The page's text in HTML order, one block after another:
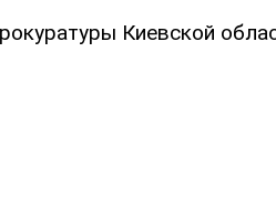
Киевской